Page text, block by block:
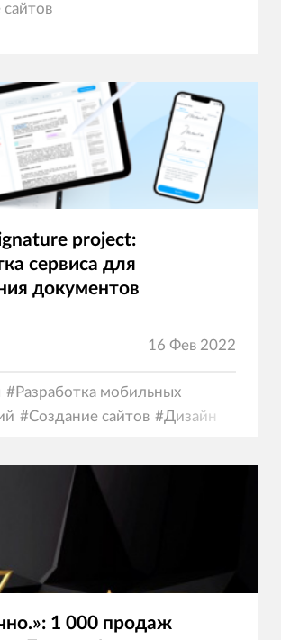
project:
сервиса для
документов
16 Фев 2022
#Разработка мобильных
#Создание сайтов #Дизайн
1 000 продаж